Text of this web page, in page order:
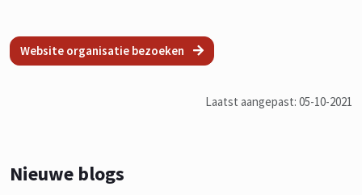
Website organisatie bezoeken
Laatst aangepast: 05-10-2021
Nieuwe blogs